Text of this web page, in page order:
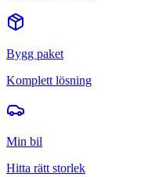
Bygg paket
Komplett lösning
Min bil
Hitta rätt storlek